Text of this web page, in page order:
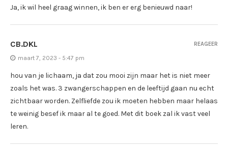
Ja, ik wil heel graag winnen, ik ben er erg benieuwd naar!
CB.DKL
maart 7, 2023 - 5:47 pm
hou van je lichaam, ja dat zou mooi zijn maar het is niet meer
zoals het was. 3 zwangerschappen en de leeftijd gaan nu echt
zichtbaar worden. Zelfliefde zou ik moeten hebben maar helaas
te weinig besef ik maar al te goed. Met dit boek zal ik vast veel
leren.
REAGEER